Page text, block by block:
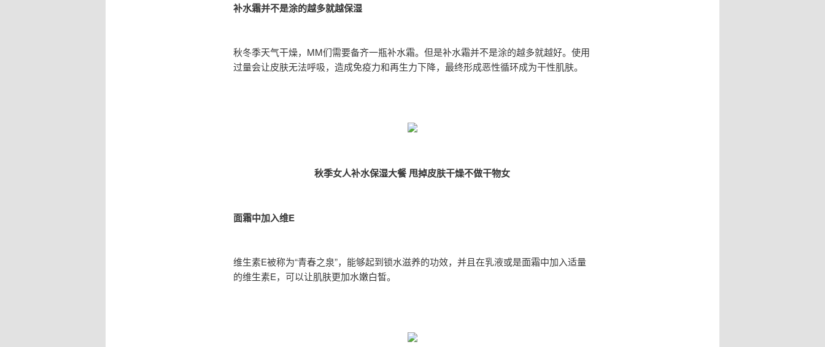
补水霜并不是涂的越多就越保湿
秋冬季天气干燥，MM们需要备齐一瓶补水霜。但是补水霜并不是涂的越多就越好。使用
过量会让皮肤无法呼吸，造成免疫力和再生力下降，最终形成恶性循环成为干性肌肤。
秋季女人补水保湿大餐 甩掉皮肤干燥不做干物女
面霜中加入维E
维生素E被称为“青春之泉”，能够起到锁水滋养的功效，并且在乳液或是面霜中加入适量
的维生素E，可以让肌肤更加水嫩白皙。